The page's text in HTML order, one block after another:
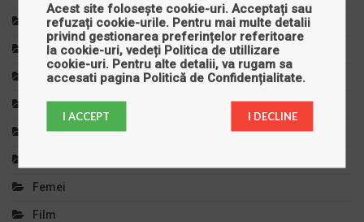
Cursuri Si Meditatii
Decoratiuni
Diverse
Divertisment
Educatie Si Invatamant
Femei
Film
Acest site folosește cookie-uri. Acceptați sau
refuzați cookie-urile. Pentru mai multe detalii
privind gestionarea preferințelor referitoare
la cookie-uri, vedeți Politica de utillizare
cookie-uri. Pentru alte detalii, va rugam sa
accesati pagina Politică de Confidențialitate.
I ACCEPT I DECLINE